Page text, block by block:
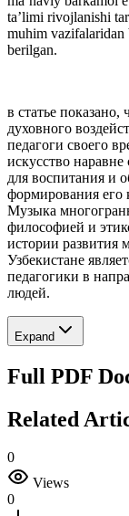
ta’limi rivojlanishi
muhim
berilgan.
в статье показано,
духовного
педагоги своего
искусство
для воспитания и
формирования его
Музыка
философией и
истории развития
Узбекистане
педагогики в
людей.
Expand
Full PDF
Related
0
Views
0